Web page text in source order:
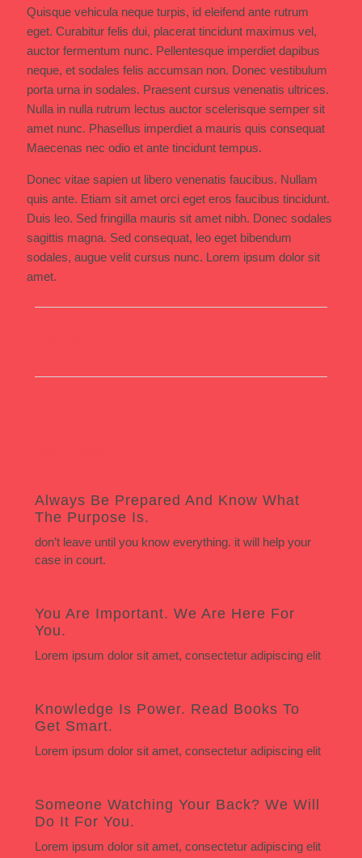
Quisque vehicula neque turpis, id eleifend ante rutrum
eget. Curabitur felis dui, placerat tincidunt maximus vel,
auctor fermentum nunc. Pellentesque imperdiet dapibus
neque, et sodales felis accumsan non. Donec vestibulum
porta urna in sodales. Praesent cursus venenatis ultrices.
Nulla in nulla rutrum lectus auctor scelerisque semper sit
amet nunc. Phasellus imperdiet a mauris quis consequat
Maecenas nec odio et ante tincidunt tempus.
Donec vitae sapien ut libero venenatis faucibus. Nullam
quis ante. Etiam sit amet orci eget eros faucibus tincidunt.
Duis leo. Sed fringilla mauris sit amet nibh. Donec sodales
sagittis magna. Sed consequat, leo eget bibendum
sodales, augue velit cursus nunc. Lorem ipsum dolor sit
amet.
Always Be Prepared And Know What
The Purpose Is.
don’t leave until you know everything. it will help your
case in court.
You Are Important. We Are Here For
You.
Lorem ipsum dolor sit amet, consectetur adipiscing elit
Knowledge Is Power. Read Books To
Get Smart.
Lorem ipsum dolor sit amet, consectetur adipiscing elit
Someone Watching Your Back? We Will
Do It For You.
Lorem ipsum dolor sit amet, consectetur adipiscing elit